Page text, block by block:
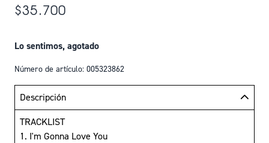
$35.700
Lo sentimos, agotado
Número de artículo: 005323862
Descripción
TRACKLIST
1. I'm Gonna Love You